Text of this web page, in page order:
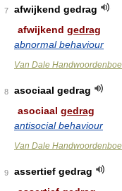
7
afwijkend gedrag
afwijkend gedrag
abnormal behaviour
Van Dale
8
asociaal gedrag
asociaal gedrag
antisocial behaviour
Van Dale
9
assertief gedrag